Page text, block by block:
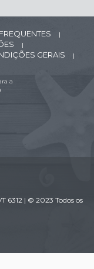
|
|
GERAIS |
a
6312 | © 2023 Todos os